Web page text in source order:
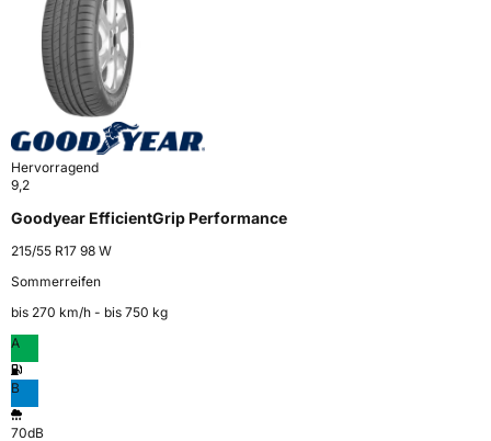
Hervorragend
9,2
Goodyear EfficientGrip Performance
215/55 R17 98 W
Sommerreifen
bis 270 km⁠/⁠h - bis 750 kg
A
B
70dB